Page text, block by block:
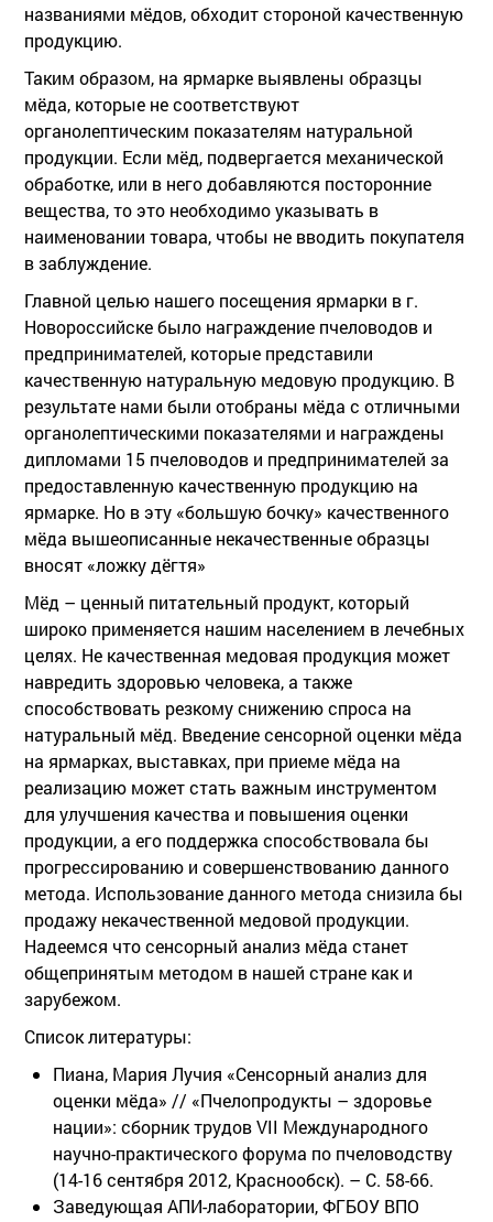
названиями мёдов, обходит стороной качественную
продукцию.
Таким образом, на ярмарке выявлены образцы
мёда, которые не соответствуют
органолептическим показателям натуральной
продукции. Если мёд, подвергается механической
обработке, или в него добавляются посторонние
вещества, то это необходимо указывать в
наименовании товара, чтобы не вводить покупателя
в заблуждение.
Главной целью нашего посещения ярмарки в г.
Новороссийске было награждение пчеловодов и
предпринимателей, которые представили
качественную натуральную медовую продукцию. В
результате нами были отобраны мёда с отличными
органолептическими показателями и награждены
дипломами 15 пчеловодов и предпринимателей за
предоставленную качественную продукцию на
ярмарке. Но в эту «большую бочку» качественного
мёда вышеописанные некачественные образцы
вносят «ложку дёгтя»
Мёд – ценный питательный продукт, который
широко применяется нашим населением в лечебных
целях. Не качественная медовая продукция может
навредить здоровью человека, а также
способствовать резкому снижению спроса на
натуральный мёд. Введение сенсорной оценки мёда
на ярмарках, выставках, при приеме мёда на
реализацию может стать важным инструментом
для улучшения качества и повышения оценки
продукции, а его поддержка способствовала бы
прогрессированию и совершенствованию данного
метода. Использование данного метода снизила бы
продажу некачественной медовой продукции.
Надеемся что сенсорный анализ мёда станет
общепринятым методом в нашей стране как и
зарубежом.
Список литературы:
Пиана, Мария Лучия «Сенсорный анализ для
оценки мёда» // «Пчелопродукты – здоровье
нации»: сборник трудов VII Международного
научно-практического форума по пчеловодству
(14-16 сентября 2012, Краснообск). – С. 58-66.
Заведующая АПИ-лаборатории, ФГБОУ ВПО